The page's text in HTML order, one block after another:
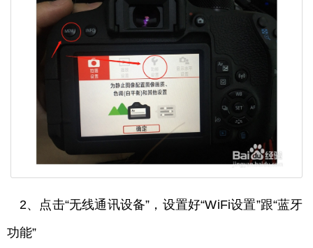
2、点击“无线通讯设备”，设置好“WiFi设置”跟“蓝牙
功能”